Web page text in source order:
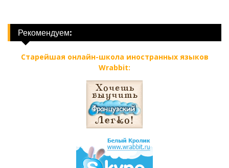
Рекомендуем:
Старейшая онлайн-школа иностранных языков
Wrabbit: